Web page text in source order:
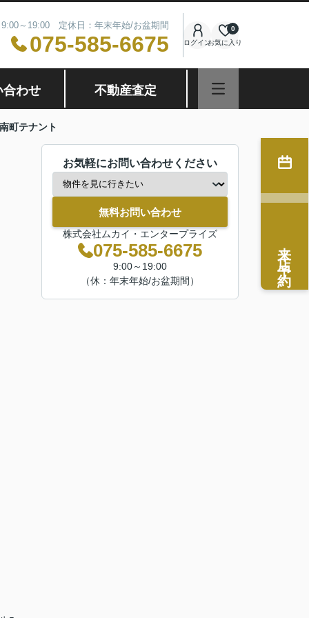
～19:00 定休日：年末年始/お盆期間
075-585-6675 ログインお気に入り
0
合わせ 不動産査定
町テナント
お気軽にお問い合わせください
無料お問い合わせ
株式会社ムカイ・エンタープライズ
075-585-6675
9:00～19:00
（休：年末年始/お盆期間）
来店予約